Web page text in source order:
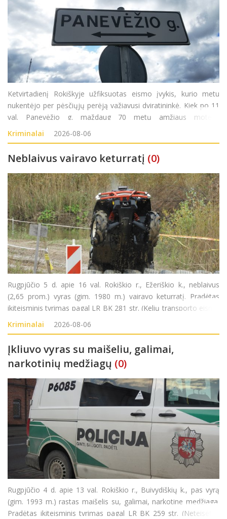
Ketvirtadienį Rokiškyje užfiksuotas eismo įvykis, kurio metu
nukentėjo per pėsčiųjų perėją važiavusi dviratininkė. Kiek po 11
val. Panevėžio g. maždaug 70 metų amžiaus moteris
važiuodama dviračiu kirto pėsčiųjų perėją. Tuo pačiu metu
važiavusi automobilio vairuotoja nespėjo laiku sustabdyti
Kriminalai 2026-08-06
Neblaivus vairavo keturratį (0)
Rugpjūčio 5 d. apie 16 val. Rokiškio r., Ežeriškio k., neblaivus
(2,65 prom.) vyras (gim. 1980 m.) vairavo keturratį. Pradėtas
ikiteisminis tyrimas pagal LR BK 281 str. (Kelių transporto eismo
saugumo ar transporto priemonių eksploatavimo taisyklių
pažeidimas).
Kriminalai 2026-08-06
Įkliuvo vyras su maišeliu, galimai,
narkotinių medžiagų (0)
Rugpjūčio 4 d. apie 13 val. Rokiškio r., Buivydiškių k., pas vyrą
(gim. 1993 m.) rastas maišelis su, galimai, narkotine medžiaga.
Pradėtas ikiteisminis tyrimas pagal LR BK 259 str. (Neteisėtas